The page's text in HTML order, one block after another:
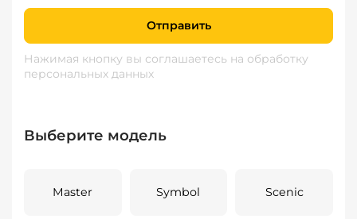
Отправить
Нажимая кнопку вы соглашаетесь на обработку
персональных данных
Выберите модель
Master Symbol Scenic